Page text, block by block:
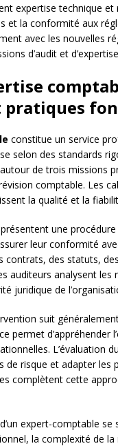
expertise technique
et la conformité aux
avec les nouvelles
d’audit et
pratiques
constitue un service
selon des standards
de trois missions
comptable. Les
la qualité et la
une
leur conformité
contrats, des statuts,
auditeurs analysent
juridique de
suit
permet d’appréhender
L’évaluation
de risque et adapter les
complètent cette
expert-comptable
la complexité de